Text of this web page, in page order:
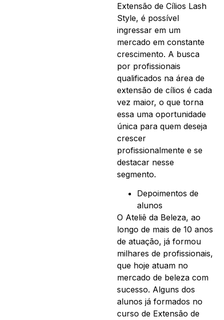
Extensão de Cílios Lash
Style, é possível
ingressar em um
mercado em constante
crescimento. A busca
por profissionais
qualificados na área de
extensão de cílios é cada
vez maior, o que torna
essa uma oportunidade
única para quem deseja
crescer
profissionalmente e se
destacar nesse
segmento.
Depoimentos de
alunos
O Ateliê da Beleza, ao
longo de mais de 10 anos
de atuação, já formou
milhares de profissionais,
que hoje atuam no
mercado de beleza com
sucesso. Alguns dos
alunos já formados no
curso de Extensão de